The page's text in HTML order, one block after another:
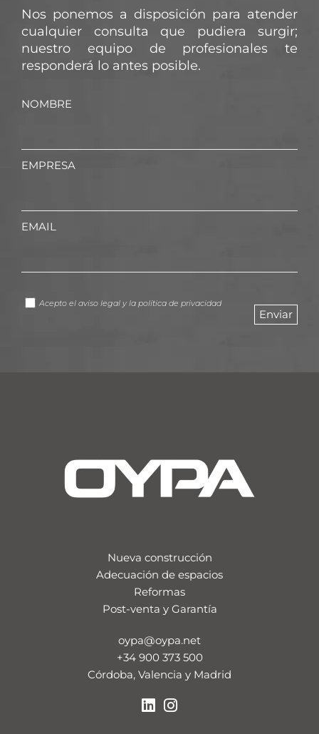
Nos ponemos a disposición para atender
cualquier consulta que pudiera surgir;
nuestro equipo de profesionales te
responderá lo antes posible.
NOMBRE
EMPRESA
EMAIL
Acepto el aviso legal y la política de privacidad
Nueva construcción
Adecuación de espacios
Reformas
Post-venta y Garantía
oypa@oypa.net
+34 900 373 500
Córdoba, Valencia y Madrid